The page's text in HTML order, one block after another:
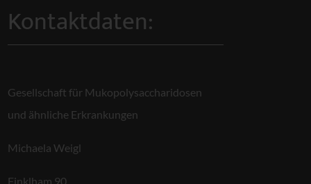
Kontaktdaten:
Gesellschaft für Mukopolysaccharidosen
und ähnliche Erkrankungen
Michaela Weigl
Finklham 90